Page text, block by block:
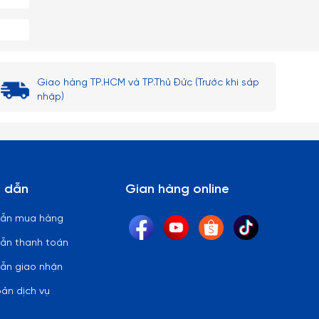
Giao hàng TP.HCM và TP.Thủ Đức (Trước khi sáp
nhập)
dẫn
mua hàng
thanh toán
giao nhận
dịch vụ
Gian hàng online